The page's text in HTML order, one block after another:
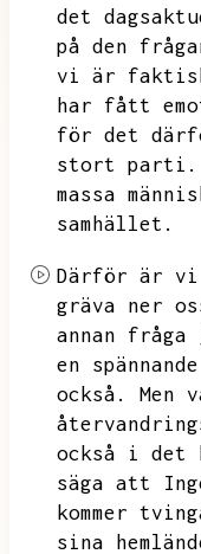
det
på den
vi är
har fått
för det
stort parti.
massa
samhället.
Därför är
gräva ner
annan
en
också.
Men
också i
säga att
kommer
sina